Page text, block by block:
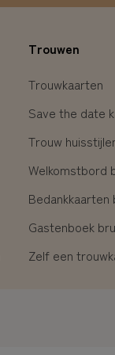
Trouwen
Trouwkaarten
Save the date
Trouw
Welkomstbord
Gastenboek
Zelf een